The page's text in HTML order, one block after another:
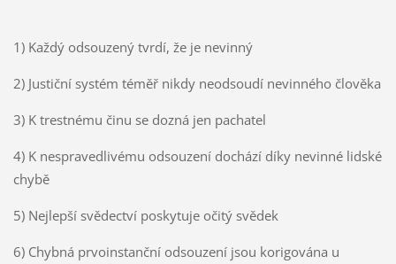
1) Každý odsouzený tvrdí, že je nevinný
2) Justiční systém téměř nikdy neodsoudí nevinného člověka
3) K trestnému činu se dozná jen pachatel
4) K nespravedlivému odsouzení dochází díky nevinné lidské
chybě
5) Nejlepší svědectví poskytuje očitý svědek
6) Chybná prvoinstanční odsouzení jsou korigována u